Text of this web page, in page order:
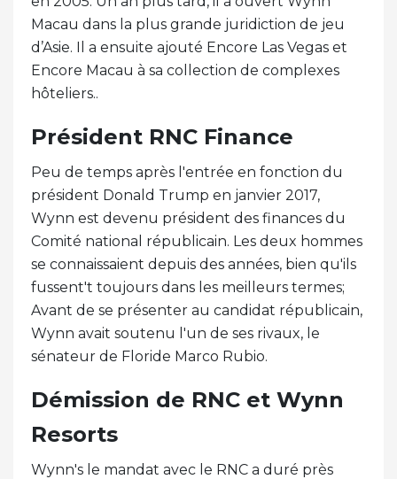
Macau dans la plus grande juridiction de jeu
d’Asie. Il a ensuite ajouté Encore Las Vegas et
Encore Macau à sa collection de complexes
hôteliers..
Président RNC Finance
Peu de temps après l'entrée en fonction du
président Donald Trump en janvier 2017,
Wynn est devenu président des finances du
Comité national républicain. Les deux hommes
se connaissaient depuis des années, bien qu'ils
fussent't toujours dans les meilleurs termes;
Avant de se présenter au candidat républicain,
Wynn avait soutenu l'un de ses rivaux, le
sénateur de Floride Marco Rubio.
Démission de RNC et Wynn
Resorts
Wynn's le mandat avec le RNC a duré près